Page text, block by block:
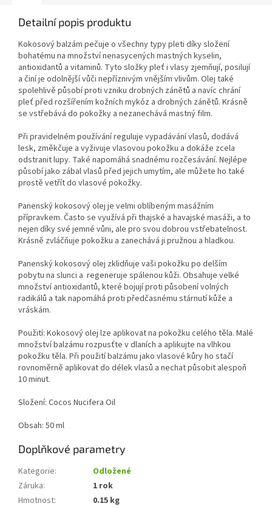
Detailní popis produktu
Kokosový balzám pečuje o všechny typy pleti díky složení
bohatému na množství nenasycených mastných kyselin,
antioxidantů a vitaminů. Tyto složky pleť i vlasy zjemňují, posilují
a činí je odolnější vůči nepříznivým vnějším vlivům. Olej také
spolehlivě působí proti vzniku drobných zánětů a navíc chrání
pleť před rozšířením kožních mykóz a drobných zánětů. Krásně
se vstřebává do pokožky a nezanechává mastný film.
Při pravidelném používání reguluje vypadávání vlasů, dodává
lesk, změkčuje a vyživuje vlasovou pokožku a dokáže zcela
odstranit lupy. Také napomáhá snadnému rozčesávání. Nejlépe
působí jako zábal vlasů před jejich umytím, ale můžete ho také
prostě vetřít do vlasové pokožky.
Panenský kokosový olej je velmi oblíbeným masážním
přípravkem. Často se využívá při thajské a havajské masáži, a to
nejen díky své jemné vůni, ale pro svou dobrou vstřebatelnost.
Krásně zvláčňuje pokožku a zanechává ji pružnou a hladkou.
Panenský kokosový olej zklidňuje vaši pokožku po delším
pobytu na slunci a regeneruje spálenou kůži. Obsahuje velké
množství antioxidantů, které bojují proti působení volných
radikálů a tak napomáhá proti předčasnému stárnutí kůže a
vráskám.
Použití: Kokosový olej lze aplikovat na pokožku celého těla. Malé
množství balzámu rozpusťte v dlaních a aplikujte na vlhkou
pokožku těla. Při použití balzámu jako vlasové kůry ho stačí
rovnoměrně aplikovat do délek vlasů a nechat působit alespoň
10 minut.
Složení: Cocos Nucifera Oil
Obsah: 50 ml
Doplňkové parametry
Kategorie:
Odložené
Záruka:
1 rok
Hmotnost: 0.15 kg